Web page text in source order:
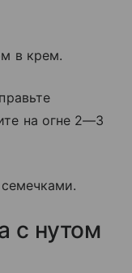
в крем.
на огне 2—3
с нутом